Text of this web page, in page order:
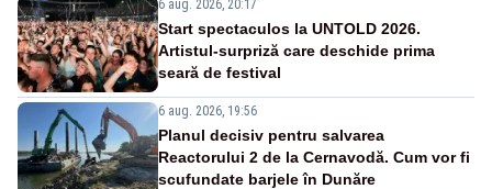
6 aug. 2026, 20:17
Start spectaculos la UNTOLD 2026.
Artistul-surpriză care deschide prima
seară de festival
6 aug. 2026, 19:56
Planul decisiv pentru salvarea
Reactorului 2 de la Cernavodă. Cum vor fi
scufundate barjele în Dunăre